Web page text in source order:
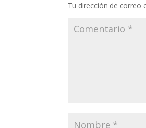
Tu dirección de correo